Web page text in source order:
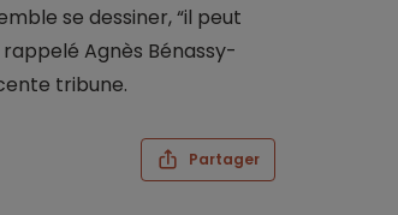
se dessiner, “il peut
Agnès Bénassy-
tribune.
Partager